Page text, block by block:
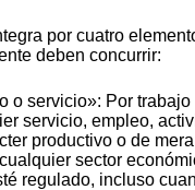
por cuatro
deben concurrir:
o servicio»: Por
servicio, empleo,
productivo o de
sector
regulado, incluso